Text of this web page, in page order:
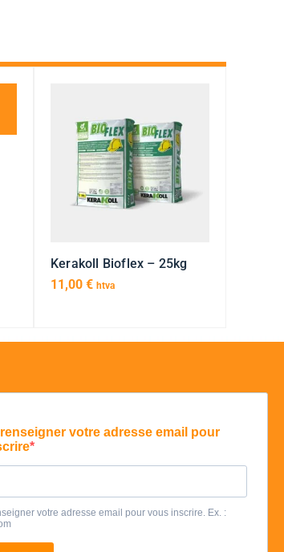
Kerakoll Bioflex – 25kg
11,00 € htva